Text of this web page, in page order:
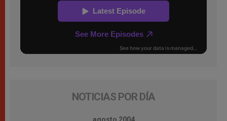
NOTICIAS POR DÍA